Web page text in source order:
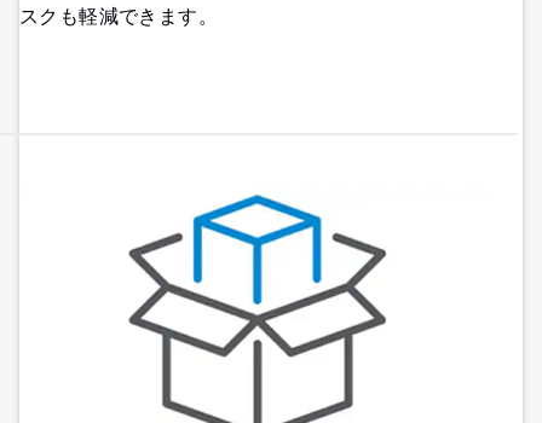
スクも軽減できます。